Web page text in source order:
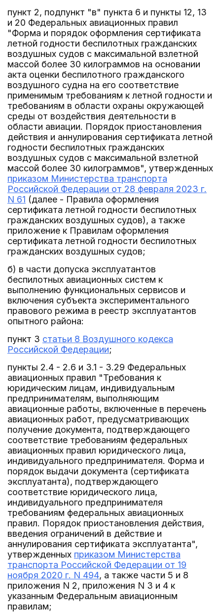
пункт 2, подпункт "в" пункта 6 и пункты 12, 13
и 20 Федеральных авиационных правил
"Форма и порядок оформления сертификата
летной годности беспилотных гражданских
воздушных судов с максимальной взлетной
массой более 30 килограммов на основании
акта оценки беспилотного гражданского
воздушного судна на его соответствие
применимым требованиям к летной годности и
требованиям в области охраны окружающей
среды от воздействия деятельности в
области авиации. Порядок приостановления
действия и аннулирования сертификата летной
годности беспилотных гражданских
воздушных судов с максимальной взлетной
массой более 30 килограммов", утвержденных
приказом Министерства транспорта
Российской Федерации от 28 февраля 2023 г.
N 61 (далее - Правила оформления
сертификата летной годности беспилотных
гражданских воздушных судов), а также
приложение к Правилам оформления
сертификата летной годности беспилотных
гражданских воздушных судов;
б) в части допуска эксплуатантов
беспилотных авиационных систем к
выполнению функциональных сервисов и
включения субъекта экспериментального
правового режима в реестр эксплуатантов
опытного района:
пункт 3 статьи 8 Воздушного кодекса
Российской Федерации;
пункты 2.4 - 2.6 и 3.1 - 3.29 Федеральных
авиационных правил "Требования к
юридическим лицам, индивидуальным
предпринимателям, выполняющим
авиационные работы, включенные в перечень
авиационных работ, предусматривающих
получение документа, подтверждающего
соответствие требованиям федеральных
авиационных правил юридического лица,
индивидуального предпринимателя. Форма и
порядок выдачи документа (сертификата
эксплуатанта), подтверждающего
соответствие юридического лица,
индивидуального предпринимателя
требованиям федеральных авиационных
правил. Порядок приостановления действия,
введения ограничений в действие и
аннулирования сертификата эксплуатанта",
утвержденных приказом Министерства
транспорта Российской Федерации от 19
ноября 2020 г. N 494, а также части 5 и 8
приложения N 2, приложения N 3 и 4 к
указанным Федеральным авиационным
правилам;